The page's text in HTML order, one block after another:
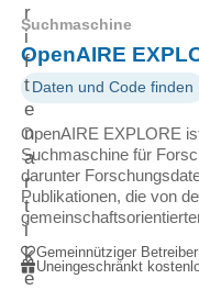
r
i
f
t
e
n
a
r
t
i
k
e
Suchmaschine
OpenAIRE
Daten und Code finden
OpenAIRE EXPLORE
Suchmaschine für
darunter
Publikationen, die von
Gemeinnütziger Betreiber
Uneingeschränkt